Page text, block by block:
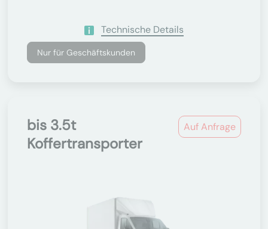
Technische Details
Nur für Geschäftskunden
Auf Anfrage
bis 3.5t
Koffertransporter